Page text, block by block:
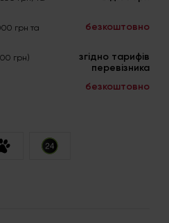
грн та
безкоштовно
грн)
згідно тарифів
перевізника
безкоштовно